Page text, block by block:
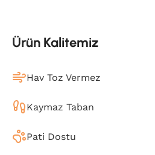
Ürün Kalitemiz
Hav Toz Vermez
Kaymaz Taban
Pati Dostu